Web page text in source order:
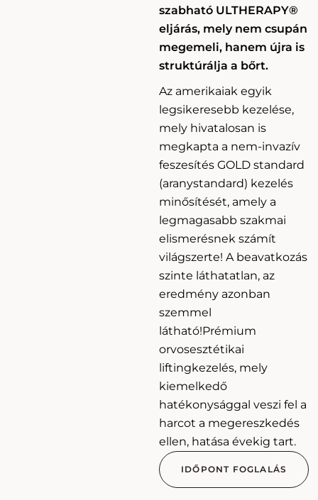
szabható ULTHERAPY®
eljárás, mely nem csupán
megemeli, hanem újra is
struktúrálja a bőrt.
Az amerikaiak egyik
legsikeresebb kezelése,
mely hivatalosan is
megkapta a nem-invazív
feszesítés GOLD standard
(aranystandard) kezelés
minősítését, amely a
legmagasabb szakmai
elismerésnek számít
világszerte! A beavatkozás
szinte láthatatlan, az
eredmény azonban
szemmel
látható!Prémium
orvosesztétikai
liftingkezelés, mely
kiemelkedő
hatékonysággal veszi fel a
harcot a megereszkedés
ellen, hatása évekig tart.
IDŐPONT FOGLALÁS